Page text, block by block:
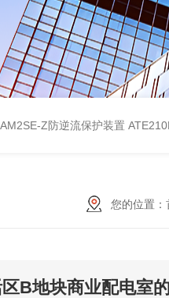
AM2SE-Z防逆流保护装置 ATE210M多回路复合
您的位置：
B地块商业配电室